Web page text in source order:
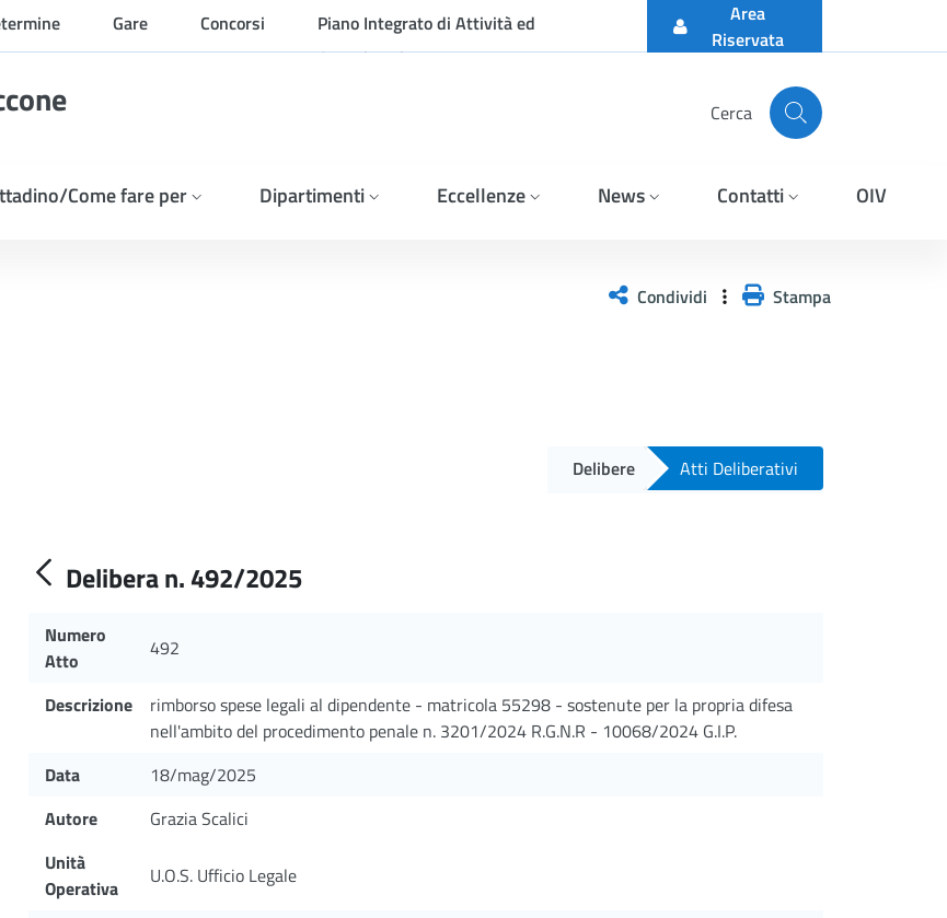
Gare Concorsi
Piano Integrato di Attività ed
Organizzazione
Area
Riservata
Cerca
Come fare per Dipartimenti Eccellenze News Contatti OIV
Condividi Stampa
Delibere Atti Deliberativi
Delibera n. 492/2025
Numero
Atto
492
Descrizione
rimborso spese legali al dipendente - matricola 55298 - sostenute per la propria difesa
nell'ambito del procedimento penale n. 3201/2024 R.G.N.R - 10068/2024 G.I.P.
Data
18/mag/2025
Autore
Grazia Scalici
Unità
Operativa
U.O.S. Ufficio Legale